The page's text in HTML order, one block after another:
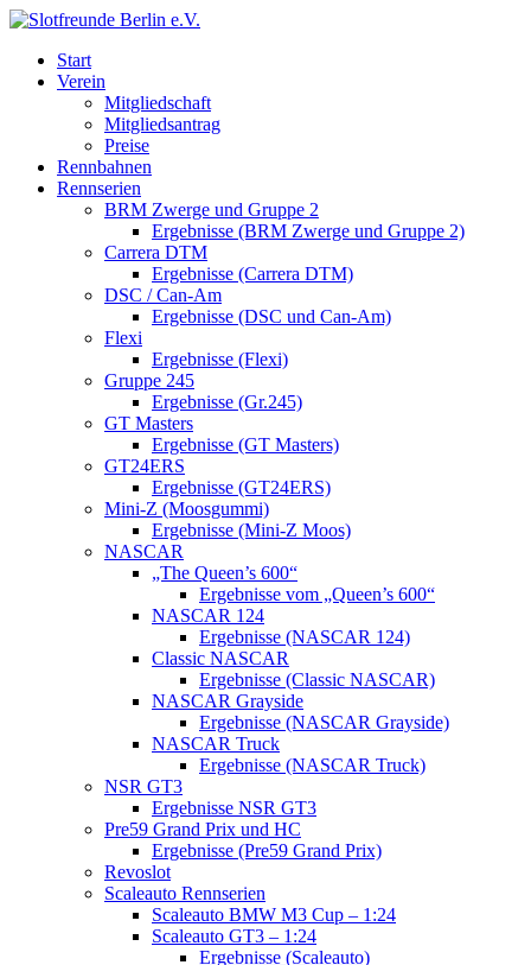
Start
Verein
Mitgliedschaft
Mitgliedsantrag
Preise
Rennbahnen
Rennserien
BRM Zwerge und Gruppe 2
Ergebnisse (BRM Zwerge und Gruppe 2)
Carrera DTM
Ergebnisse (Carrera DTM)
DSC / Can-Am
Ergebnisse (DSC und Can-Am)
Flexi
Ergebnisse (Flexi)
Gruppe 245
Ergebnisse (Gr.245)
GT Masters
Ergebnisse (GT Masters)
GT24ERS
Ergebnisse (GT24ERS)
Mini-Z (Moosgummi)
Ergebnisse (Mini-Z Moos)
NASCAR
„The Queen’s 600“
Ergebnisse vom „Queen’s 600“
NASCAR 124
Ergebnisse (NASCAR 124)
Classic NASCAR
Ergebnisse (Classic NASCAR)
NASCAR Grayside
Ergebnisse (NASCAR Grayside)
NASCAR Truck
Ergebnisse (NASCAR Truck)
NSR GT3
Ergebnisse NSR GT3
Pre59 Grand Prix und HC
Ergebnisse (Pre59 Grand Prix)
Revoslot
Scaleauto Rennserien
Scaleauto BMW M3 Cup – 1:24
Scaleauto GT3 – 1:24
Ergebnisse (Scaleauto)